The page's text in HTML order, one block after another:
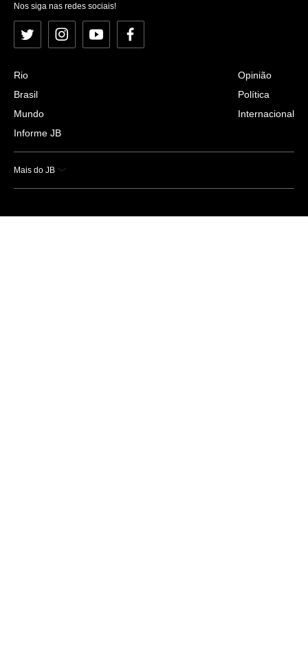
Nos siga nas redes sociais!
Twitter InstagramYouTubeFacebook
Rio
Brasil
Mundo
Informe JB
Opinião
Política
Internacional
Mais do JB
Esportes